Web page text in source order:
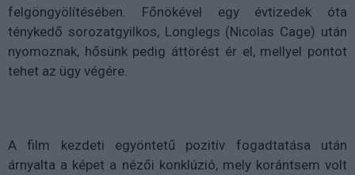
felgöngyölítésében. Főnökével egy évtizedek óta
ténykedő sorozatgyilkos, Longlegs (Nicolas Cage) után
nyomoznak, hősünk pedig áttörést ér el, mellyel pontot
tehet az ügy végére.
A film kezdeti egyöntetű pozitív fogadtatása után
árnyalta a képet a nézői konklúzió, mely korántsem volt